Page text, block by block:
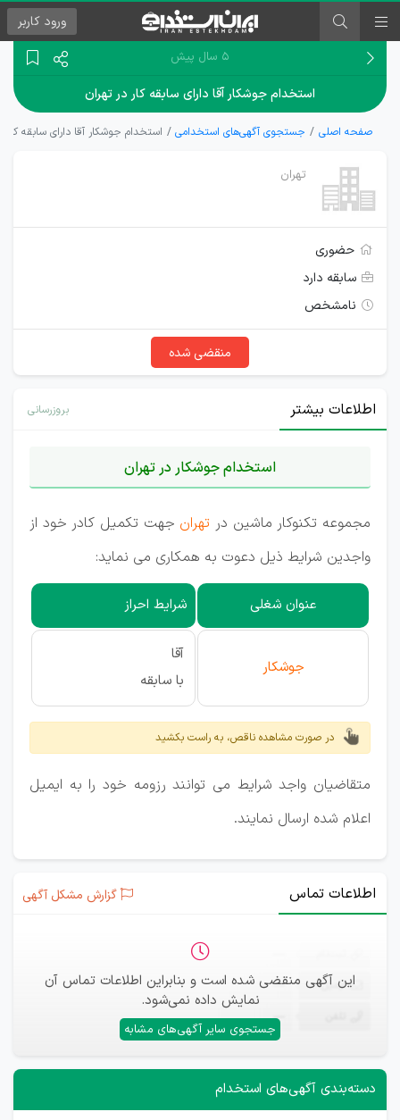
ورود کاربر
۵ سال پیش
استخدام جوشکار آقا دارای سابقه کار در تهران
صفحه اصلی جستجوی آگهی‌های استخدامی استخدام جوشکار آقا دارای سابقه کار
تهران
حضوری
سابقه دارد
نامشخص
منقضی شده
اطلاعات بیشتر بروزرسانی
استخدام جوشکار در تهران
مجموعه تکنوکار ماشین در تهران جهت تکمیل کادر خود از
واجدین شرایط ذیل دعوت به همکاری می نماید:
عنوان شغلی شرایط احراز
جوشکار
آقا
با سابقه
در صورت مشاهده ناقص، به راست بکشید
متقاضیان واجد شرایط می توانند رزومه خود را به ایمیل
اعلام شده ارسال نمایند.
اطلاعات تماس گزارش مشکل آگهی
این آگهی منقضی شده است و بنابراین اطلاعات تماس آن
نمایش داده نمی‌شود.
جستجوی سایر آگهی‌های مشابه
ایمیل —
—
دسته‌بندی آگهی‌های استخدام